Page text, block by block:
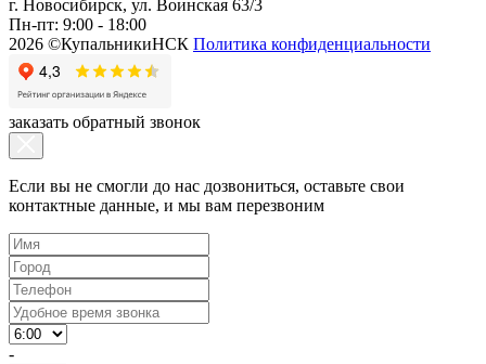
г. Новосибирск, ул. Воинская 63/3
Пн-пт: 9:00 - 18:00
2026 ©КупальникиНСК Политика конфиденциальности
заказать обратный звонок
Если вы не смогли до нас дозвониться, оставьте свои
контактные данные, и мы вам перезвоним
-